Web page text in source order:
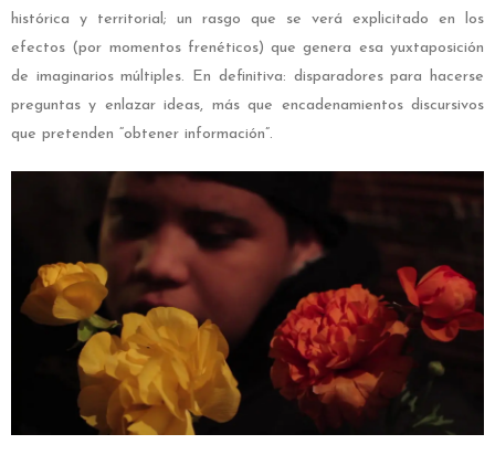
histórica y territorial; un rasgo que se verá explicitado en los
efectos (por momentos frenéticos) que genera esa yuxtaposición
de imaginarios múltiples. En definitiva: disparadores para hacerse
preguntas y enlazar ideas, más que encadenamientos discursivos
que pretenden “obtener información”.